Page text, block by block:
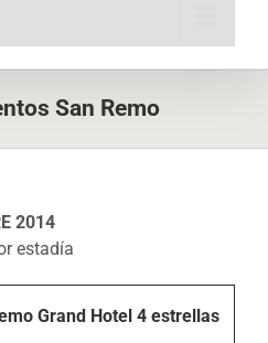
San Remo
2014
estadía
Grand Hotel 4 estrellas